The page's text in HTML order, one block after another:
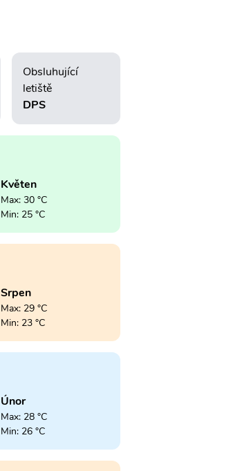
Obsluhující
letiště
DPS
Květen
Max: 30 °C
Min: 25 °C
Srpen
Max: 29 °C
Min: 23 °C
Únor
Max: 28 °C
Min: 26 °C